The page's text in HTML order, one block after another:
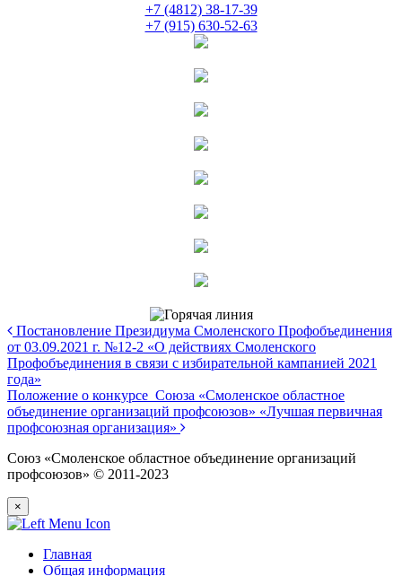
+7 (4812) 38-17-39
+7 (915) 630-52-63
Постановление Президиума Смоленского Профобъединения
от 03.09.2021 г. №12-2 «О действиях Смоленского
Профобъединения в связи с избирательной кампанией 2021
года»
Положение о конкурсе Союза «Смоленское областное
объединение организаций профсоюзов» «Лучшая первичная
профсоюзная организация»
Союз «Смоленское областное объединение организаций
профсоюзов» © 2011-2023
×
Главная
Общая информация